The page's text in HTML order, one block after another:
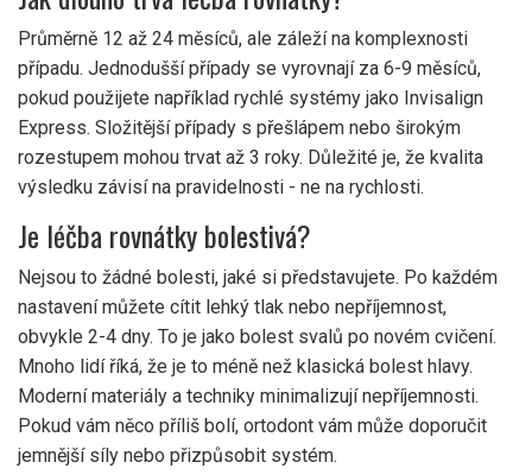
Průměrně 12 až 24 měsíců, ale záleží na komplexnosti
případu. Jednodušší případy se vyrovnají za 6-9 měsíců,
pokud použijete například rychlé systémy jako Invisalign
Express. Složitější případy s přešlápem nebo širokým
rozestupem mohou trvat až 3 roky. Důležité je, že kvalita
výsledku závisí na pravidelnosti - ne na rychlosti.
Je léčba rovnátky bolestivá?
Nejsou to žádné bolesti, jaké si představujete. Po každém
nastavení můžete cítit lehký tlak nebo nepříjemnost,
obvykle 2-4 dny. To je jako bolest svalů po novém cvičení.
Mnoho lidí říká, že je to méně než klasická bolest hlavy.
Moderní materiály a techniky minimalizují nepříjemnosti.
Pokud vám něco příliš bolí, ortodont vám může doporučit
jemnější síly nebo přizpůsobit systém.